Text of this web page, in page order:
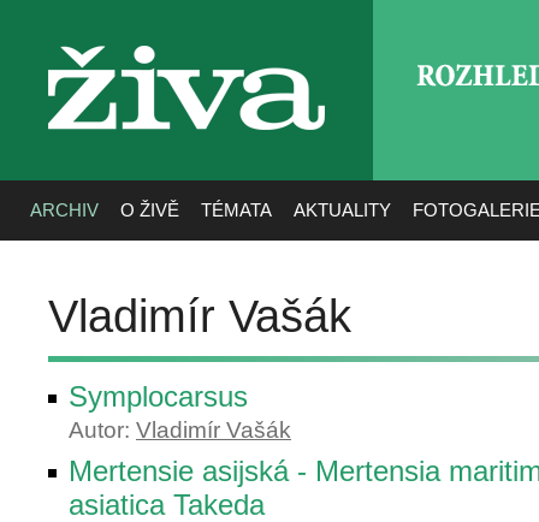
živa
ARCHIV O ŽIVĚ TÉMATA AKTUALITY
Vladimír Vašák
Symplocarsus
Autor: Vladimír Vašák
Mertensie asijská - Mertensia
asiatica Takeda